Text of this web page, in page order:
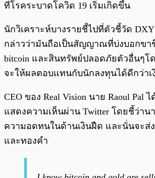
ที่โรคระบาดโควิด 19 เริ่มเกิดขึ้น
นักวิเคราะห์บางรายชี้ไปที่ตัวชี้วัด
กล่าวว่ามันถือเป็นสัญญาณที่บ่งบอกขา
bitcoin และสินทรัพย์ปลอดภัยตัวอื่นๆโ
จะให้ผลตอบแทนกับนักลงทุนได้ดีกว่าเ
CEO ของ Real Vision นาย Raoul Pal
แสดงความเห็นผ่าน Twitter โดยชี้ว่าน
ความอดทนในด้านเงินฝืด และนั่นจะส่
และทองคำ